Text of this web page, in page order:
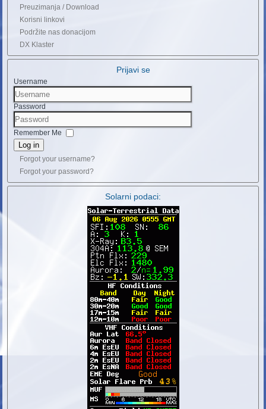
Preuzimanja / Download
Korisni linkovi
Podržite nas donacijom
DX Klaster
Prijavi se
Username
Password
Remember Me
Log in
Forgot your username?
Forgot your password?
Solarni podaci: